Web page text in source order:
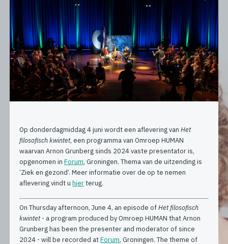
Op donderdagmiddag 4 juni wordt een aflevering vanHet
filosofisch kwintet, een programma van Omroep HUMAN
waarvan Arnon Grunberg sinds 2024 vaste presentator is,
opgenomen inForum, Groningen. Thema van de uitzending is
‘Ziek en gezond’. Meer informatie over de op te nemen
aflevering vindt uhierterug.
On Thursday afternoon, June 4, an episode ofHet filosofisch
kwintet- a program produced by Omroep HUMAN that Arnon
Grunberg has been the presenter and moderator of since
2024 - will be recorded atForum, Groningen. The theme of